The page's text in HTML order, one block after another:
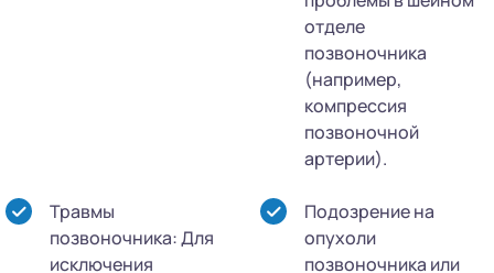
отделе
позвоночника
(например,
компрессия
позвоночной
артерии).
Травмы
позвоночника: Для
исключения
Подозрение на
опухоли
позвоночника или